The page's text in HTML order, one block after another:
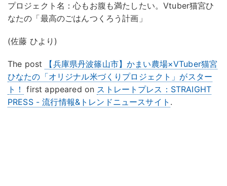
プロジェクト名：心もお腹も満たしたい。Vtuber猫宮ひ
なたの「最高のごはんつくろう計画」
(佐藤 ひより)
The post
【兵庫県丹波篠山市】かまい農場×VTuber猫宮
ひなたの「オリジナル米づくりプロジェクト」がスター
ト！ first appeared on ストレートプレス：STRAIGHT
PRESS - 流行情報&トレンドニュースサイト .